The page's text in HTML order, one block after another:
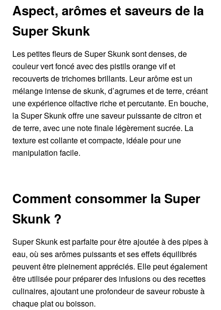
Aspect, arômes et saveursde la
Super Skunk
Les petites fleurs de Super Skunk sont denses, de
couleur vert foncé avec des pistils orange vif et
recouverts de trichomes brillants. Leur arôme est un
mélange intense de skunk, d’agrumes et de terre, créant
une expérience olfactive riche et percutante. En bouche,
la Super Skunk offre une saveur puissante de citron et
de terre, avec une note finale légèrement sucrée. La
texture est collante et compacte, idéale pour une
manipulation facile.
Comment consommer la Super
Skunk ?
Super Skunk est parfaite pour être ajoutée à des pipes à
eau, où ses arômes puissants et ses effets équilibrés
peuvent être pleinement appréciés. Elle peut également
être utilisée pour préparer des infusions ou des recettes
culinaires, ajoutant une profondeur de saveur robuste à
chaque plat ou boisson.